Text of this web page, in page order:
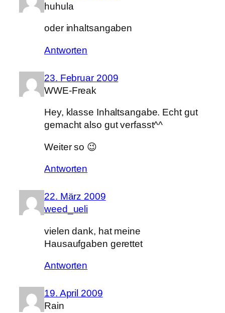
huhula
oder inhaltsangaben
Antworten
23. Februar 2009
WWE-Freak
Hey, klasse Inhaltsangabe. Echt gut
gemacht also gut verfasst^^
Weiter so 😉
Antworten
22. März 2009
weed_ueli
vielen dank, hat meine
Hausaufgaben gerettet
Antworten
19. April 2009
Rain